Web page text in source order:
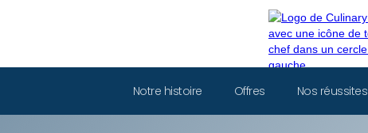
Notre histoire Offres Nos réussites